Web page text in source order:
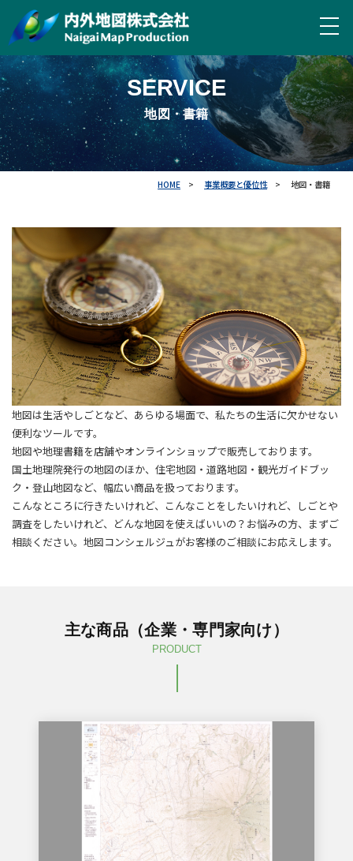
SERVICE
地図・書籍
HOME 事業概要と優位性 地図・書籍
地図は生活やしごとなど、あらゆる場面で、私たちの生活に欠かせない
便利なツールです。
地図や地理書籍を店舗やオンラインショップで販売しております。
国土地理院発行の地図のほか、住宅地図・道路地図・観光ガイドブッ
ク・登山地図など、幅広い商品を扱っております。
こんなところに行きたいけれど、こんなことをしたいけれど、しごとや
調査をしたいけれど、どんな地図を使えばいいの？お悩みの方、まずご
相談ください。地図コンシェルジュがお客様のご相談にお応えします。
主な商品（企業・専門家向け）
PRODUCT